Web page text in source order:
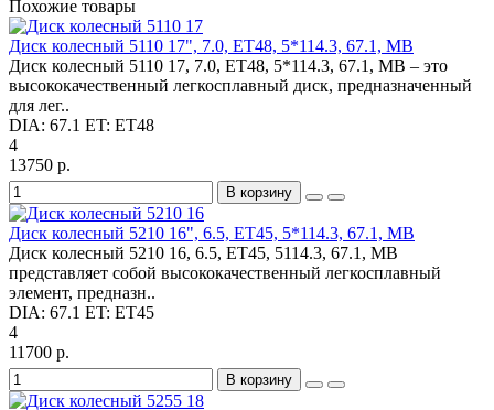
Похожие товары
Диск колесный 5110 17", 7.0, ET48, 5*114.3, 67.1, MB
Диск колесный 5110 17, 7.0, ET48, 5*114.3, 67.1, MB – это
высококачественный легкосплавный диск, предназначенный
для лег..
DIA: 67.1 ET: ET48
4
13750 р.
В корзину
Диск колесный 5210 16", 6.5, ET45, 5*114.3, 67.1, MB
Диск колесный 5210 16, 6.5, ET45, 5114.3, 67.1, MB
представляет собой высококачественный легкосплавный
элемент, предназн..
DIA: 67.1 ET: ET45
4
11700 р.
В корзину